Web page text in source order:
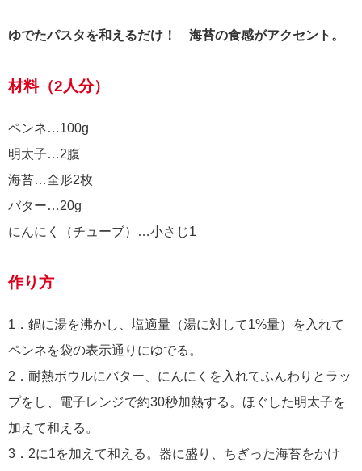
ゆでたパスタを和えるだけ！ 海苔の食感がアクセント。
材料（2人分）
ペンネ…100g
明太子…2腹
海苔…全形2枚
バター…20g
にんにく（チューブ）…小さじ1
作り方
1．鍋に湯を沸かし、塩適量（湯に対して1%量）を入れて
ペンネを袋の表示通りにゆでる。
2．耐熱ボウルにバター、にんにくを入れてふんわりとラッ
プをし、電子レンジで約30秒加熱する。ほぐした明太子を
加えて和える。
3．2に1を加えて和える。器に盛り、ちぎった海苔をかけ